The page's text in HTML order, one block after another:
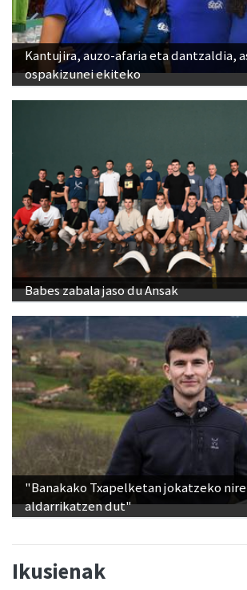
Kantujira, auzo-afaria eta dantzaldia,
ospakizunei ekiteko
Babes zabala jaso du Ansak
"Banakako Txapelketan jokatzeko
aldarrikatzen dut"